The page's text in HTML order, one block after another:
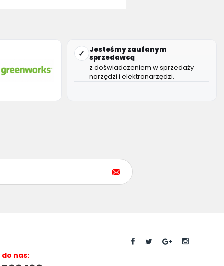
✓
Jesteśmy zaufanym
sprzedawcą
z doświadczeniem w sprzedaży
narzędzi i elektronarzędzi.
nas: